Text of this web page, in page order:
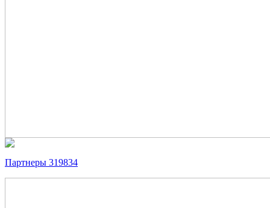
Партнеры 319834